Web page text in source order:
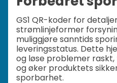
GS1 QR-koder for
strømlinjeformer
muliggjøre sanntids
leveringsstatus. Dette
og løse problemer
og øker produktets
sporbarhet.